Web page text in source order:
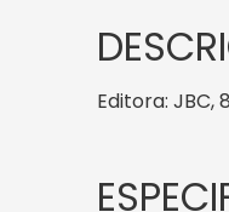
Editora: JBC,